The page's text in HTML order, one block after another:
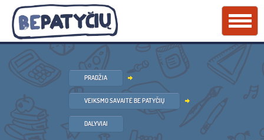
PRADŽIA
VEIKSMO SAVAITĖ BE PATYČIŲ
DALYVIAI